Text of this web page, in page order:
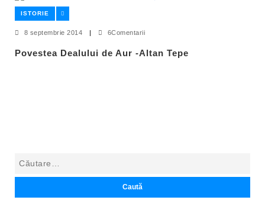
ISTORIE
8 septembrie 2014 | 6Comentarii
Povestea Dealului de Aur -Altan Tepe